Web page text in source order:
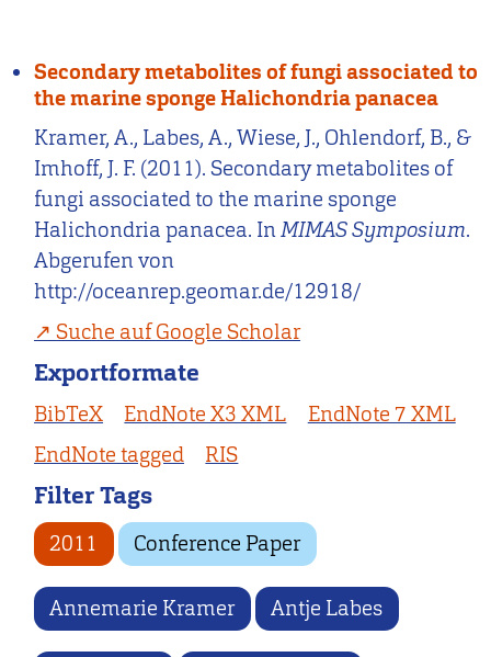
Secondary metabolites of fungi associated to
the marine sponge Halichondria panacea
Kramer, A., Labes, A., Wiese, J., Ohlendorf, B., &
Imhoff, J. F. (2011). Secondary metabolites of
fungi associated to the marine sponge
Halichondria panacea. InMIMAS Symposium.
Abgerufen von
http://oceanrep.geomar.de/12918/
Suche auf Google Scholar
Exportformate
BibTeX EndNote X3 XML
EndNote 7 XML
EndNote tagged
RIS
Filter Tags
2011 Conference Paper
Annemarie Kramer Antje Labes